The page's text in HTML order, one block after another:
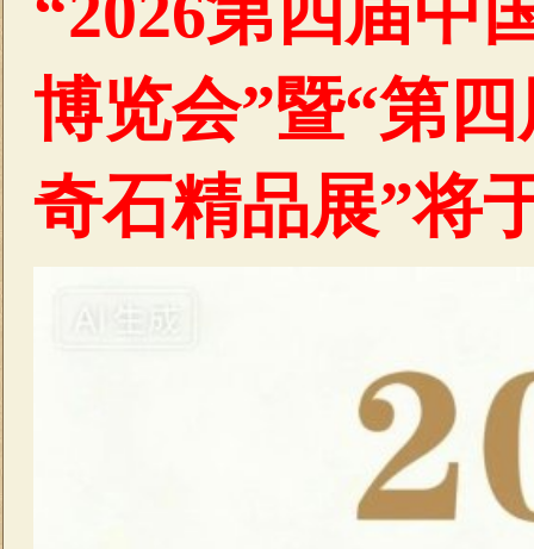
博览会”暨“第
奇石精品展”将